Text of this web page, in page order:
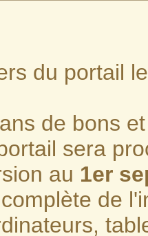
du portail
de bons
sera
au 1er
de